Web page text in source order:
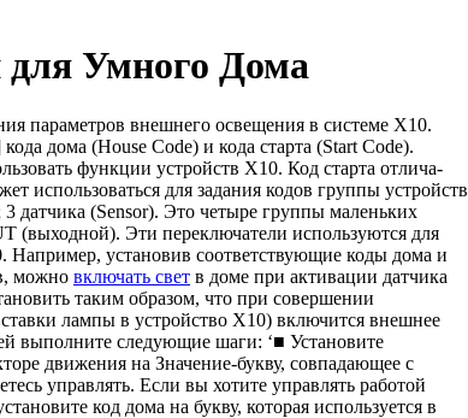
Умного Дома
параметров внешнего осве­щения в системе Х10.
дома (House Code) и кода старта (Start Code).
функции устройств Х10. Код старта отлича­
использоваться для задания кодов группы устройств
(Sensor). Это четыре группы маленьких
(выходной). Эти переключатели используются для
Например, установив соответствующие коды дома и
можно включать свет в доме при активации датчика
таким образом, что при совершении
лампы в устройство Х10) включится внешнее
выполните следующие шаги: ‘■ Установите
движения на Значение-букву, совпадающее с
управлять. Если вы хотите управлять работой
код дома на букву, которая используется в